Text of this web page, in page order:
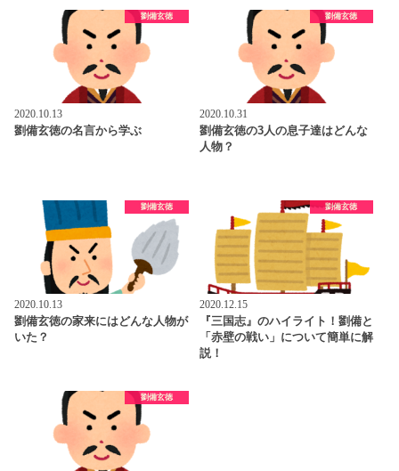
劉備玄徳
2020.10.13
劉備玄徳の名言から学ぶ
劉備玄徳
2020.10.31
劉備玄徳の3人の息子達はどんな
人物？
劉備玄徳
2020.10.13
劉備玄徳の家来にはどんな人物が
いた？
劉備玄徳
2020.12.15
『三国志』のハイライト！劉備と
「赤壁の戦い」について簡単に解
説！
劉備玄徳